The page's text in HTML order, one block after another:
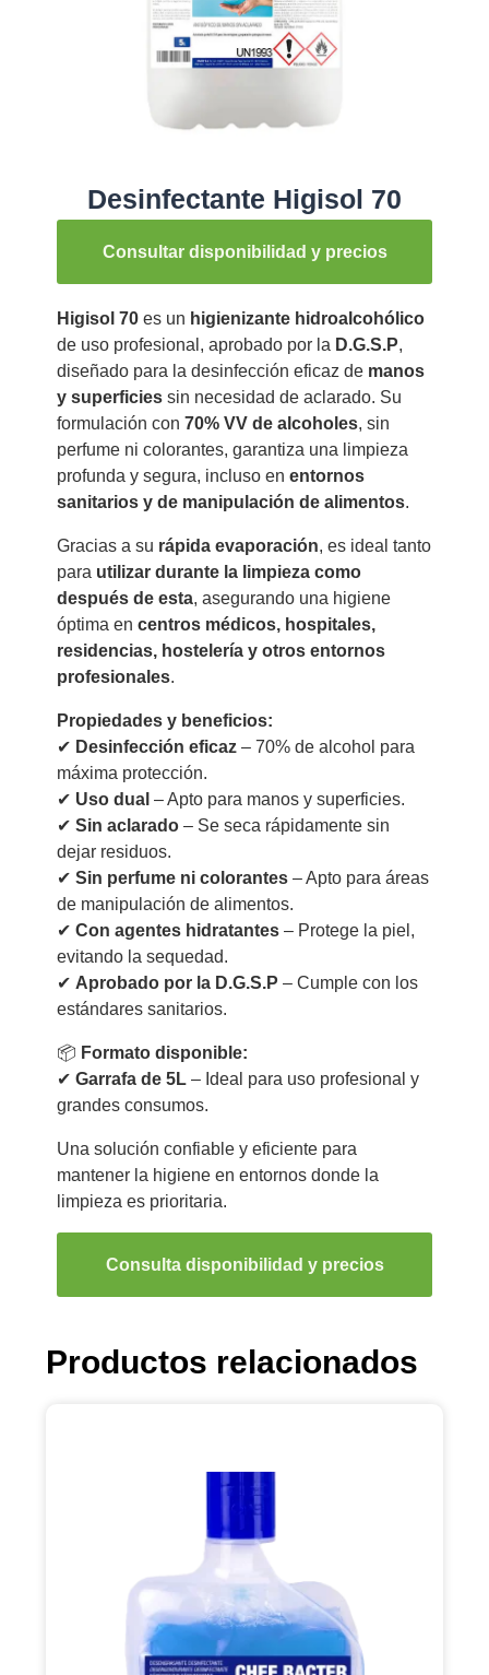
Desinfectante Higisol 70
Consultar disponibilidad y precios
Higisol 70es un higienizante hidroalcohólico
de uso profesional, aprobado por la D.G.S.P,
diseñado para la desinfección eficaz de manos
y superficiessin necesidad de aclarado. Su
formulación con 70% VV de alcoholes, sin
perfume ni colorantes, garantiza una limpieza
profunda y segura, incluso en entornos
sanitarios y de manipulación de alimentos.
Gracias a su rápida evaporación, es ideal tanto
para utilizar durante la limpieza como
después de esta, asegurando una higiene
óptima en centros médicos, hospitales,
residencias, hostelería y otros entornos
profesionales.
Propiedades y beneficios:
✔ Desinfección eficaz– 70% de alcohol para
máxima protección.
✔ Uso dual – Apto para manos y superficies.
✔ Sin aclarado– Se seca rápidamente sin
dejar residuos.
✔ Sin perfume ni colorantes– Apto para áreas
de manipulación de alimentos.
✔ Con agentes hidratantes– Protege la piel,
evitando la sequedad.
✔ Aprobado por la D.G.S.P – Cumple con los
estándares sanitarios.
📦 Formato disponible:
✔ Garrafa de 5L– Ideal para uso profesional y
grandes consumos.
Una solución confiable y eficiente para
mantener la higiene en entornos donde la
limpieza es prioritaria.
Consulta disponibilidad y precios
Productos relacionados